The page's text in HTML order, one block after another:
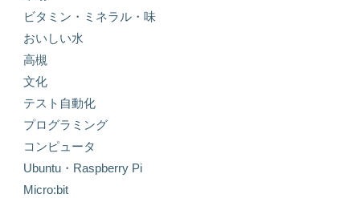
ビタミン・ミネラル・味
おいしい水
高槻
文化
テスト自動化
プログラミング
コンピュータ
Ubuntu・Raspberry Pi
Micro:bit